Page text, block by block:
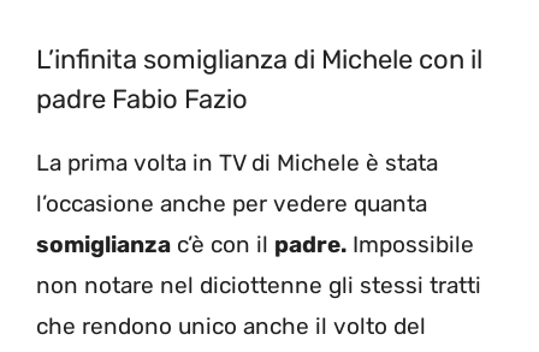
L’infinita somiglianza di Michele con il
padre Fabio Fazio
La prima volta in TV di Michele è stata
l’occasione anche per vedere quanta
somiglianza c’è con il padre. Impossibile
non notare nel diciottenne gli stessi tratti
che rendono unico anche il volto del